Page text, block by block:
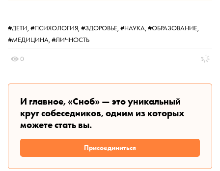
#ДЕТИ, #ПСИХОЛОГИЯ, #ЗДОРОВЬЕ, #НАУКА, #ОБРАЗОВАНИЕ,
#МЕДИЦИНА, #ЛИЧНОСТЬ
0
И главное, «Сноб» — это уникальный
круг собеседников, одним из которых
можете стать вы.
Присоединиться